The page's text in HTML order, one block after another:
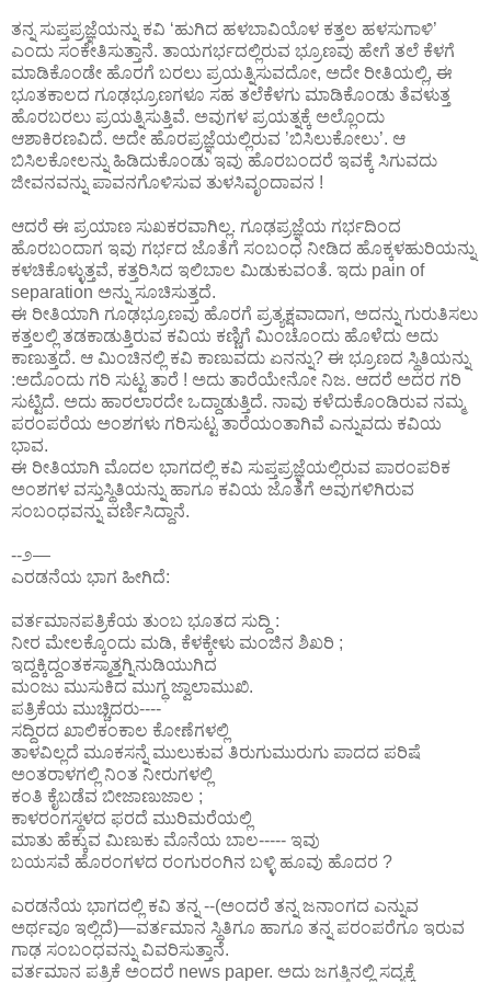
ತನ್ನ ಸುಪ್ತಪ್ರಜ್ಞೆಯನ್ನು ಕವಿ ‘ಹುಗಿದ ಹಳಬಾವಿಯೊಳ ಕತ್ತಲ ಹಳಸುಗಾಳಿ’
ಎಂದು ಸಂಕೇತಿಸುತ್ತಾನೆ. ತಾಯಗರ್ಭದಲ್ಲಿರುವ ಭ್ರೂಣವು ಹೇಗೆ ತಲೆ ಕೆಳಗೆ
ಮಾಡಿಕೊಂಡೇ ಹೊರಗೆ ಬರಲು ಪ್ರಯತ್ನಿಸುವದೋ, ಅದೇ ರೀತಿಯಲ್ಲಿ, ಈ
ಭೂತಕಾಲದ ಗೂಢಭ್ರೂಣಗಳೂ ಸಹ ತಲೆಕೆಳಗು ಮಾಡಿಕೊಂಡು ತೆವಳುತ್ತ
ಹೊರಬರಲು ಪ್ರಯತ್ನಿಸುತ್ತಿವೆ. ಅವುಗಳ ಪ್ರಯತ್ನಕ್ಕೆ ಅಲ್ಲೊಂದು
ಆಶಾಕಿರಣವಿದೆ. ಅದೇ ಹೊರಪ್ರಜ್ಞೆಯಲ್ಲಿರುವ ’ಬಿಸಿಲುಕೋಲು’. ಆ
ಬಿಸಿಲಕೋಲನ್ನು ಹಿಡಿದುಕೊಂಡು ಇವು ಹೊರಬಂದರೆ ಇವಕ್ಕೆ ಸಿಗುವದು
ಜೀವನವನ್ನು ಪಾವನಗೊಳಿಸುವ ತುಳಸಿವೃಂದಾವನ !
ಆದರೆ ಈ ಪ್ರಯಾಣ ಸುಖಕರವಾಗಿಲ್ಲ. ಗೂಢಪ್ರಜ್ಞೆಯ ಗರ್ಭದಿಂದ
ಹೊರಬಂದಾಗ ಇವು ಗರ್ಭದ ಜೊತೆಗೆ ಸಂಬಂಧ ನೀಡಿದ ಹೊಕ್ಕಳಹುರಿಯನ್ನು
ಕಳಚಿಕೊಳ್ಳುತ್ತವೆ, ಕತ್ತರಿಸಿದ ಇಲಿಬಾಲ ಮಿಡುಕುವಂತೆ. ಇದು pain of
separation ಅನ್ನು ಸೂಚಿಸುತ್ತದೆ.
ಈ ರೀತಿಯಾಗಿ ಗೂಢಭ್ರೂಣವು ಹೊರಗೆ ಪ್ರತ್ಯಕ್ಷವಾದಾಗ, ಅದನ್ನು ಗುರುತಿಸಲು
ಕತ್ತಲಲ್ಲಿ ತಡಕಾಡುತ್ತಿರುವ ಕವಿಯ ಕಣ್ಣಿಗೆ ಮಿಂಚೊಂದು ಹೊಳೆದು ಅದು
ಕಾಣುತ್ತದೆ. ಆ ಮಿಂಚಿನಲ್ಲಿ ಕವಿ ಕಾಣುವದು ಏನನ್ನು? ಈ ಭ್ರೂಣದ ಸ್ಥಿತಿಯನ್ನು
:ಅದೊಂದು ಗರಿ ಸುಟ್ಟ ತಾರೆ ! ಅದು ತಾರೆಯೇನೋ ನಿಜ. ಆದರೆ ಅದರ ಗರಿ
ಸುಟ್ಟಿದೆ. ಅದು ಹಾರಲಾರದೇ ಒದ್ದಾಡುತ್ತಿದೆ. ನಾವು ಕಳೆದುಕೊಂಡಿರುವ ನಮ್ಮ
ಪರಂಪರೆಯ ಅಂಶಗಳು ಗರಿಸುಟ್ಟ ತಾರೆಯಂತಾಗಿವೆ ಎನ್ನುವದು ಕವಿಯ
ಭಾವ.
ಈ ರೀತಿಯಾಗಿ ಮೊದಲ ಭಾಗದಲ್ಲಿ ಕವಿ ಸುಪ್ತಪ್ರಜ್ಞೆಯಲ್ಲಿರುವ ಪಾರಂಪರಿಕ
ಅಂಶಗಳ ವಸ್ತುಸ್ಥಿತಿಯನ್ನು ಹಾಗೂ ಕವಿಯ ಜೊತೆಗೆ ಅವುಗಳಿಗಿರುವ
ಸಂಬಂಧವನ್ನು ವರ್ಣಿಸಿದ್ದಾನೆ.
--೨—
ಎರಡನೆಯ ಭಾಗ ಹೀಗಿದೆ:
ವರ್ತಮಾನಪತ್ರಿಕೆಯ ತುಂಬ ಭೂತದ ಸುದ್ದಿ :
ನೀರ ಮೇಲಕ್ಕೊಂದು ಮಡಿ, ಕೆಳಕ್ಕೇಳು ಮಂಜಿನ ಶಿಖರಿ ;
ಇದ್ದಕ್ಕಿದ್ದಂತಕಸ್ಮಾತ್ತಗ್ನಿನುಡಿಯುಗಿದ
ಮಂಜು ಮುಸುಕಿದ ಮುಗ್ಧ ಜ್ವಾಲಾಮುಖಿ.
ಪತ್ರಿಕೆಯ ಮುಚ್ಚಿದರು----
ಸದ್ದಿರದ ಖಾಲಿಕಂಕಾಲ ಕೋಣೆಗಳಲ್ಲಿ
ತಾಳವಿಲ್ಲದೆ ಮೂಕಸನ್ನೆ ಮುಲುಕುವ ತಿರುಗುಮುರುಗು ಪಾದದ ಪರಿಷೆ
ಅಂತರಾಳಗಲ್ಲಿ ನಿಂತ ನೀರುಗಳಲ್ಲಿ
ಕಂತಿ ಕೈಬಡೆವ ಬೀಜಾಣುಜಾಲ ;
ಕಾಳರಂಗಸ್ಥಳದ ಫರದೆ ಮುರಿಮರೆಯಲ್ಲಿ
ಮಾತು ಹೆಕ್ಕುವ ಮಿಣುಕು ಮೊನೆಯ ಬಾಲ----- ಇವು
ಬಯಸವೆ ಹೊರಂಗಳದ ರಂಗುರಂಗಿನ ಬಳ್ಳಿ ಹೂವು ಹೊದರ ?
ಎರಡನೆಯ ಭಾಗದಲ್ಲಿ ಕವಿ ತನ್ನ --(ಅಂದರೆ ತನ್ನ ಜನಾಂಗದ ಎನ್ನುವ
ಅರ್ಥವೂ ಇಲ್ಲಿದೆ)—ವರ್ತಮಾನ ಸ್ಥಿತಿಗೂ ಹಾಗೂ ತನ್ನ ಪರಂಪರೆಗೂ ಇರುವ
ಗಾಢ ಸಂಬಂಧವನ್ನು ವಿವರಿಸುತ್ತಾನೆ.
ವರ್ತಮಾನ ಪತ್ರಿಕೆ ಅಂದರೆ news paper. ಅದು ಜಗತ್ತಿನಲ್ಲಿ ಸದ್ಯಕ್ಕೆ